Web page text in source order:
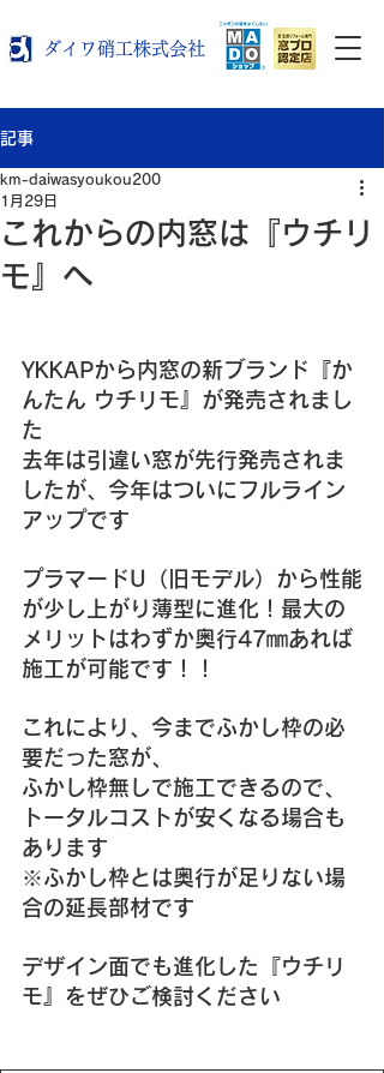
ダイワ硝工株式会社
記事
これからの内窓は『ウチリ
モ』へ
km-daiwasyoukou200
1月29日
YKKAPから内窓の新ブランド『か
んたん ウチリモ』が発売されまし
た
去年は引違い窓が先行発売されま
したが、今年はついにフルライン
アップです
プラマードU（旧モデル）から性能
が少し上がり薄型に進化！最大の
メリットはわずか奥行47㎜あれば
施工が可能です！！
これにより、今までふかし枠の必
要だった窓が、
ふかし枠無しで施工できるので、
トータルコストが安くなる場合も
あります
※ふかし枠とは奥行が足りない場
合の延長部材です
デザイン面でも進化した『ウチリ
モ』をぜひご検討ください